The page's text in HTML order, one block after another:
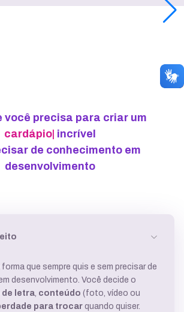
precisa para criar um cartão
d| incrível
de conhecimento em
desenvolvimento
que sempre quis e sem precisar de
desenvolvimento. Você decide o
de letra, conteúdo (foto, vídeo ou
para trocar quando quiser.